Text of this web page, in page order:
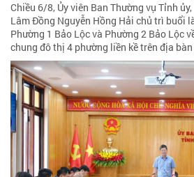
Chiều 6/8, Ủy viên Ban Thường vụ Tỉnh
Lâm Đồng Nguyễn Hồng Hải chủ trì buổi
Phường 1 Bảo Lộc và Phường 2 Bảo Lộc
chung đô thị 4 phường liền kề trên địa